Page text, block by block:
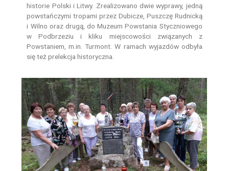
historie Polski i Litwy. Zrealizowano dwie wyprawy, jedną
powstańczymi tropami przez Dubicze, Puszczę Rudnicką
i Wilno oraz drugą, do Muzeum Powstania Styczniowego
w Podbrzeziu i kliku miejscowości związanych z
Powstaniem, m.in. Turmont. W ramach wyjazdów odbyła
się też prelekcja historyczna.